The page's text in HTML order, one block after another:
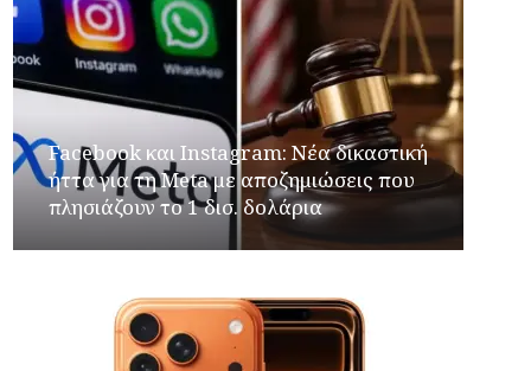
Facebook και Instagram: Νέα δικαστική
ήττα για τη Meta με αποζημιώσεις που
πλησιάζουν το 1 δισ. δολάρια